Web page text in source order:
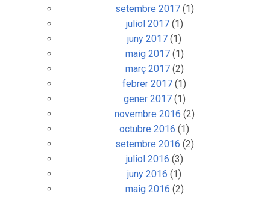
setembre 2017(1)
juliol 2017(1)
juny 2017 (1)
maig 2017(1)
març 2017(2)
febrer 2017 (1)
gener 2017(1)
novembre 2016 (2)
octubre 2016 (1)
setembre 2016 (2)
juliol 2016 (3)
juny 2016 (1)
maig 2016 (2)